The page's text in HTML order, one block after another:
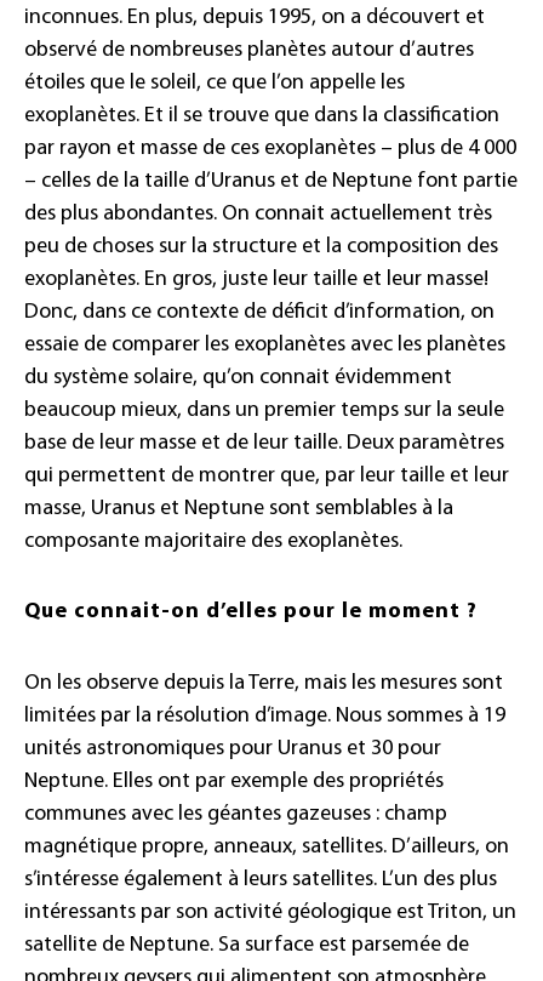
inconnues. En plus, depuis 1995, on a découvert et
observé de nombreuses planètes autour d’autres
étoiles que le soleil, ce que l’on appelle les
exoplanètes. Et il se trouve que dans la classification
par rayon et masse de ces exoplanètes – plus de 4 000
– celles de la taille d’Uranus et de Neptune font partie
des plus abondantes. On connait actuellement très
peu de choses sur la structure et la composition des
exoplanètes. En gros, juste leur taille et leur masse!
Donc, dans ce contexte de déficit d’information, on
essaie de comparer les exoplanètes avec les planètes
du système solaire, qu’on connait évidemment
beaucoup mieux, dans un premier temps sur la seule
base de leur masse et de leur taille. Deux paramètres
qui permettent de montrer que, par leur taille et leur
masse, Uranus et Neptune sont semblables à la
composante majoritaire des exoplanètes.
Que connait-on d’elles pour le moment ?
On les observe depuis la Terre, mais les mesures sont
limitées par la résolution d’image. Nous sommes à 19
unités astronomiques pour Uranus et 30 pour
Neptune. Elles ont par exemple des propriétés
communes avec les géantes gazeuses : champ
magnétique propre, anneaux, satellites. D’ailleurs, on
s’intéresse également à leurs satellites. L’un des plus
intéressants par son activité géologique est Triton, un
satellite de Neptune. Sa surface est parsemée de